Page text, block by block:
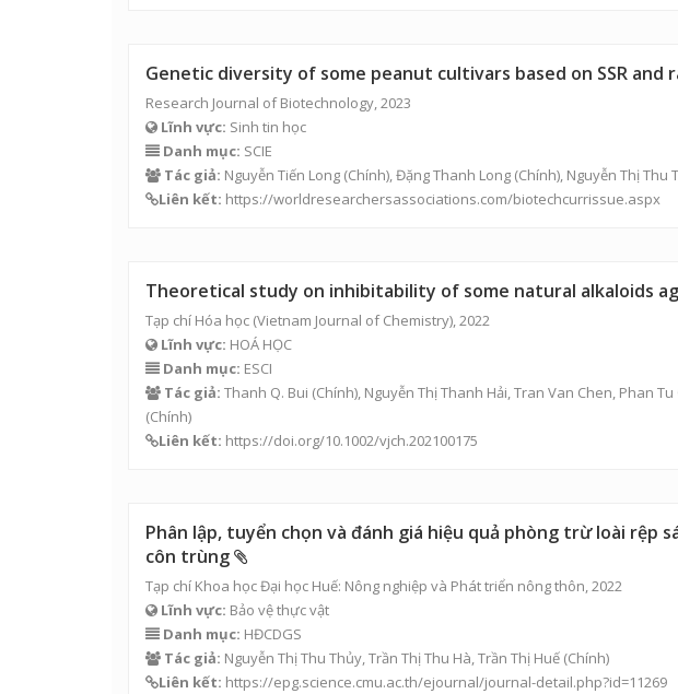
Genetic diversity of some peanut cultivars based on SSR and
Research Journal of Biotechnology, 2023
Lĩnh vực: Sinh tin học
Danh mục: SCIE
Tác giả: Nguyễn Tiến Long (Chính),Đặng Thanh Long (Chính), Nguyễn Thị Thu
Liên kết: https://worldresearchersassociations.com/biotechcurrissue.aspx
Theoretical study on inhibitability of some natural alkaloids
Tạp chí Hóa học (Vietnam Journal of Chemistry), 2022
Lĩnh vực: HOÁ HỌC
Danh mục: ESCI
Tác giả: Thanh Q. Bui (Chính), Nguyễn Thị Thanh Hải, Tran Van Chen, Phan
(Chính)
Liên kết: https://doi.org/10.1002/vjch.202100175
Phân lập, tuyển chọn và đánh giá hiệu quả phòng trừ loài rệp
côn trùng
Tạp chí Khoa học Đại học Huế: Nông nghiệp và Phát triển nông thôn, 2022
Lĩnh vực: Bảo vệ thực vật
Danh mục: HĐCDGS
Tác giả: Nguyễn Thị Thu Thủy,Trần Thị Thu Hà, Trần Thị Huế (Chính)
Liên kết: https://epg.science.cmu.ac.th/ejournal/journal-detail.php?id=11269